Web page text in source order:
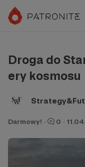
Droga do
ery kosmosu
Darmowy! · 0 ·